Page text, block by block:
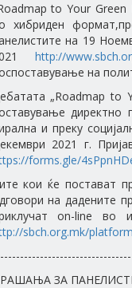
to Your Green
хибриден
на 19
http://
на
„Roadmap to
директно
и преку
2021 г.
forms.gle/
кои ќе постават
на дадените
on-line во
sbch.org.mk/
ЗА